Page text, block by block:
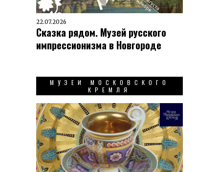
22.07.2026
Сказка рядом. Музей русского
импрессионизма в Новгороде
МУЗЕИ МОСКОВСКОГО
КРЕМЛЯ